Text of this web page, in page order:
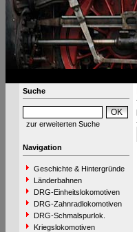
Suche
zur erweiterten Suche
Navigation
Geschichte & Hintergründe
Länderbahnen
DRG-Einheitslokomotiven
DRG-Zahnradlokomotiven
DRG-Schmalspurlok.
Kriegslokomotiven